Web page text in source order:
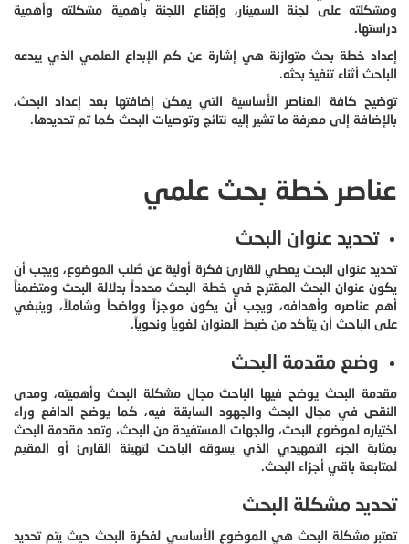
ومشكلته على لجنة السمينار، وإقناع اللجنة بأهمية مشكلته وأهمية
دراستها.
إعداد خطة بحث متوازنة هي إشارة عن كم الإبداع العلمي الذي يبدعه
الباحث أثناء تنفيذ بحثه.
توضيح كافة العناصر الأساسية التي يمكن إضافتها بعد إعداد البحث،
بالإضافة إلى معرفة ما تشير إليه نتائج وتوصيات البحث كما تم تحديدها.
عناصر خطة بحث علمي
تحديد عنوان البحث
تحديد عنوان البحث يعطي للقارئ فكرة أولية عن صُلب الموضوع، ويجب أن
يكون عنوان البحث المقترح في خطة البحث محدداً بدلالة البحث ومتضمناً
أهم عناصره وأهدافه، ويجب أن يكون موجزاً وواضحاً وشاملاً، وينبغي
على الباحث أن يتأكد من ضبط العنوان لغوياً ونحوياً.
وضع مقدمة البحث
مقدمة البحث يوضح فيها الباحث مجال مشكلة البحث وأهميته، ومدى
النقص في مجال البحث والجهود السابقة فيه، كما يوضح الدافع وراء
اختياره لموضوع البحث، والجهات المستفيدة من البحث، وتعد مقدمة البحث
بمثابة الجزء التمهيدي الذي يسوقه الباحث لتهيئة القارئ أو المقيم
لمتابعة باقي أجزاء البحث.
تحديد مشكلة البحث
تعتبر مشكلة البحث هي الموضوع الأساسي لفكرة البحث حيث يتم تحديد